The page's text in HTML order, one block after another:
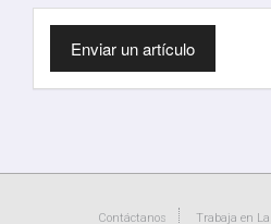
Enviar
un
artículo
Enviar un artículo
Contáctanos Trabaja en